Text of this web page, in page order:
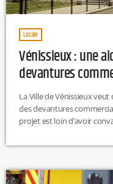
Locale
Vénissieux : une
devantures
La Ville de Vénissieux
des devantures
projet est loin d’avoir
d’insécurité.